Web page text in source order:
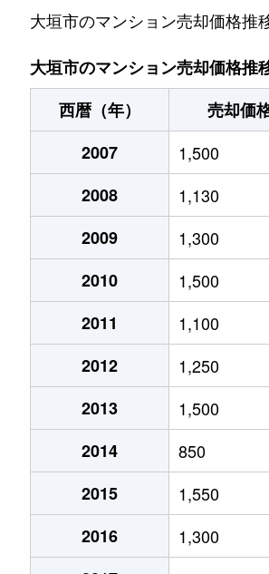
大垣市のマンション売却価格推
大垣市のマンション売却価格推
西暦（年）
売却価
2007
1,500
2008
1,130
2009
1,300
2010
1,500
2011
1,100
2012
1,250
2013
1,500
2014
850
2015
1,550
2016
1,300